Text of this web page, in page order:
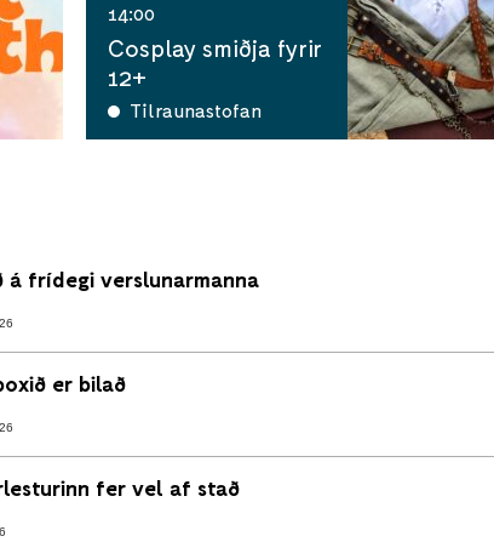
14:00
Cosplay smiðja fyrir
12+
Tilraunastofan
á frídegi verslunarmanna
er bilað
fer vel af stað